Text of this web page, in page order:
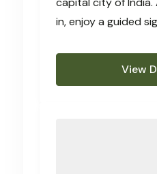
in, enjoy a guided
View